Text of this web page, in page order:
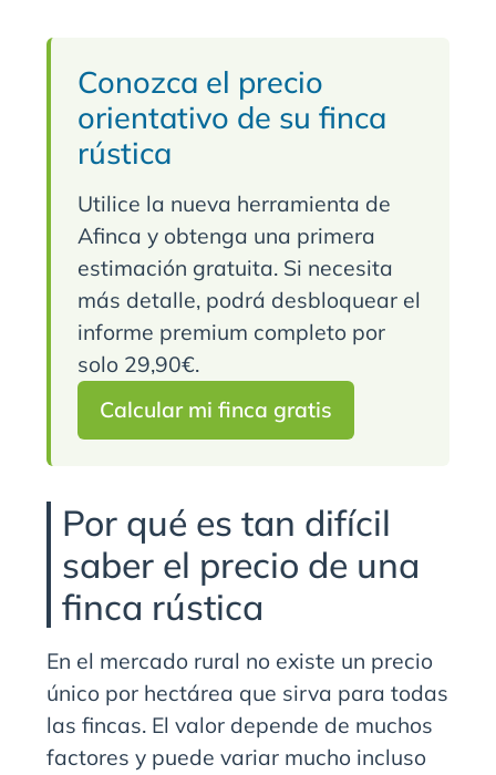
Conozca el precio
orientativo de su finca
rústica
Utilice la nueva herramienta de
Afinca y obtenga una primera
estimación gratuita. Si necesita
más detalle, podrá desbloquear el
informe premium completo por
solo 29,90€.
Calcular mi finca gratis
Por qué es tan difícil
saber el precio de una
finca rústica
En el mercado rural no existe un precio
único por hectárea que sirva para todas
las fincas. El valor depende de muchos
factores y puede variar mucho incluso